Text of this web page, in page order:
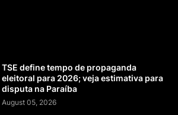
TSE define tempo de propaganda
eleitoral para 2026; veja estimativa para
disputa na Paraíba
August 05, 2026